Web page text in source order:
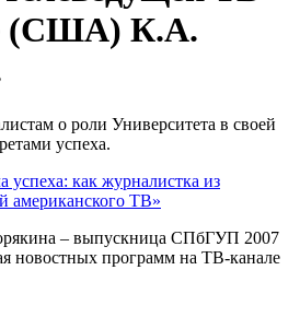
(США) К.А.
о роли Университета в своей
успеха.
как журналистка из
американского ТВ»
– выпускница СПбГУП 2007
новостных программ на ТВ-канале